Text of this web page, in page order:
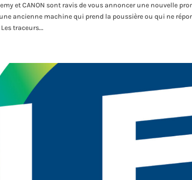
et CANON sont ravis de vous annoncer une nouvelle
ancienne machine qui prend la poussière ou qui ne
traceurs...